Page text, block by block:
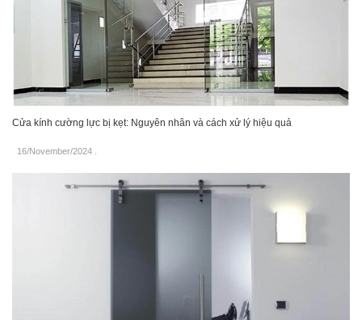
Cửa kính cường lực bị kẹt: Nguyên nhân và cách xử lý hiệu quả
16/November/2024